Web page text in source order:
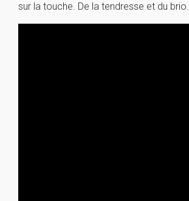
sur la touche. De la tendresse et du brio.